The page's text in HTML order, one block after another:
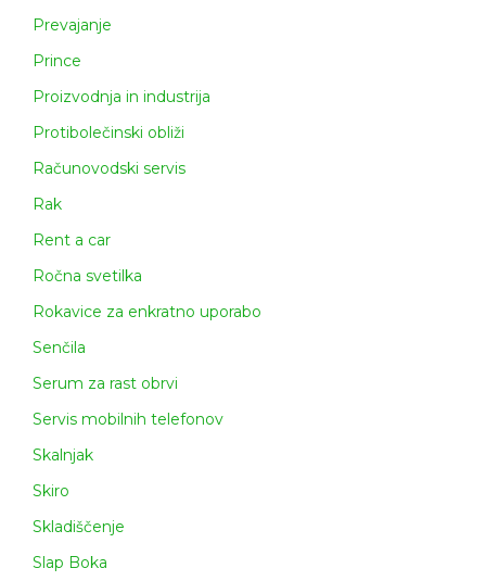
Prevajanje
Prince
Proizvodnja in industrija
Protibolečinski obliži
Računovodski servis
Rak
Rent a car
Ročna svetilka
Rokavice za enkratno uporabo
Senčila
Serum za rast obrvi
Servis mobilnih telefonov
Skalnjak
Skiro
Skladiščenje
Slap Boka